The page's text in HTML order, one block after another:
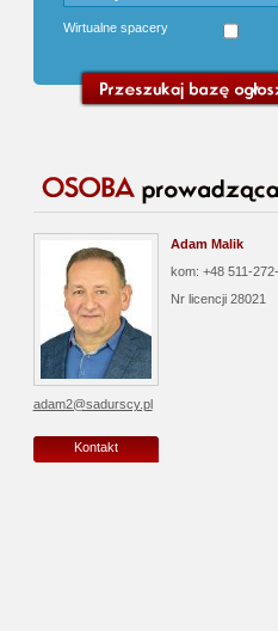
Wirtualne spacery
Adam Malik
kom: +48 511-
Nr licencji 28021
adam2@sadurscy.pl
Kontakt